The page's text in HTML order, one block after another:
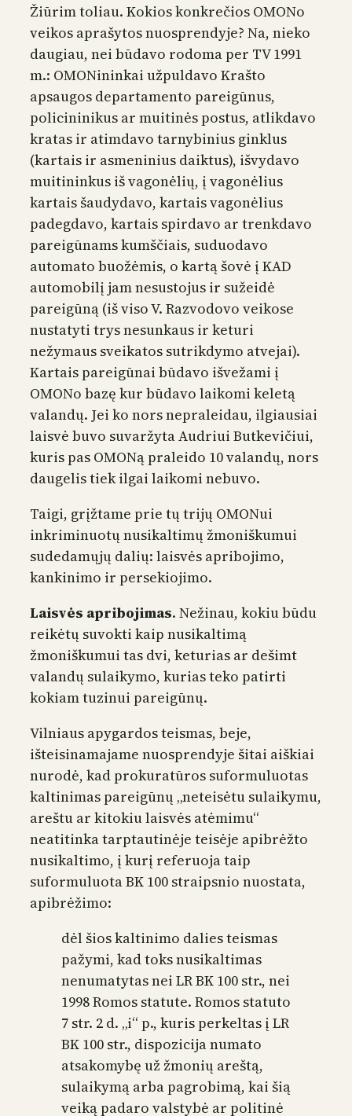
Žiūrim toliau. Kokios konkrečios OMONo
veikos aprašytos nuosprendyje? Na, nieko
daugiau, nei būdavo rodoma per TV 1991
m.: OMONininkai užpuldavo Krašto
apsaugos departamento pareigūnus,
policininikus ar muitinės postus, atlikdavo
kratas ir atimdavo tarnybinius ginklus
(kartais ir asmeninius daiktus), išvydavo
muitininkus iš vagonėlių, į vagonėlius
kartais šaudydavo, kartais vagonėlius
padegdavo, kartais spirdavo ar trenkdavo
pareigūnams kumščiais, suduodavo
automato buožėmis, o kartą šovė į KAD
automobilį jam nesustojus ir sužeidė
pareigūną (iš viso V. Razvodovo veikose
nustatyti trys nesunkaus ir keturi
nežymaus sveikatos sutrikdymo atvejai).
Kartais pareigūnai būdavo išvežami į
OMONo bazę kur būdavo laikomi keletą
valandų. Jei ko nors nepraleidau, ilgiausiai
laisvė buvo suvaržyta Audriui Butkevičiui,
kuris pas OMONą praleido 10 valandų, nors
daugelis tiek ilgai laikomi nebuvo.
Taigi, grįžtame prie tų trijų OMONui
inkriminuotų nusikaltimų žmoniškumui
sudedamųjų dalių: laisvės apribojimo,
kankinimo ir persekiojimo.
Laisvės apribojimas. Nežinau, kokiu būdu
reikėtų suvokti kaip nusikaltimą
žmoniškumui tas dvi, keturias ar dešimt
valandų sulaikymo, kurias teko patirti
kokiam tuzinui pareigūnų.
Vilniaus apygardos teismas, beje,
išteisinamajame nuosprendyje šitai aiškiai
nurodė, kad prokuratūros suformuluotas
kaltinimas pareigūnų „neteisėtu sulaikymu,
areštu ar kitokiu laisvės atėmimu“
neatitinka tarptautinėje teisėje apibrėžto
nusikaltimo, į kurį referuoja taip
suformuluota BK 100 straipsnio nuostata,
apibrėžimo:
dėl šios kaltinimo dalies teismas
pažymi, kad toks nusikaltimas
nenumatytas nei LR BK 100 str., nei
1998 Romos statute. Romos statuto
7 str. 2 d. „i“ p., kuris perkeltas į LR
BK 100 str., dispozicija numato
atsakomybę už žmonių areštą,
sulaikymą arba pagrobimą, kai šią
veiką padaro valstybė ar politinė